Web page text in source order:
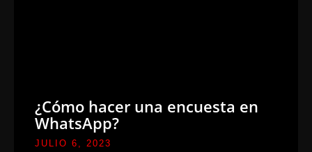
¿Cómo hacer una encuesta en
WhatsApp?
JULIO 6, 2023